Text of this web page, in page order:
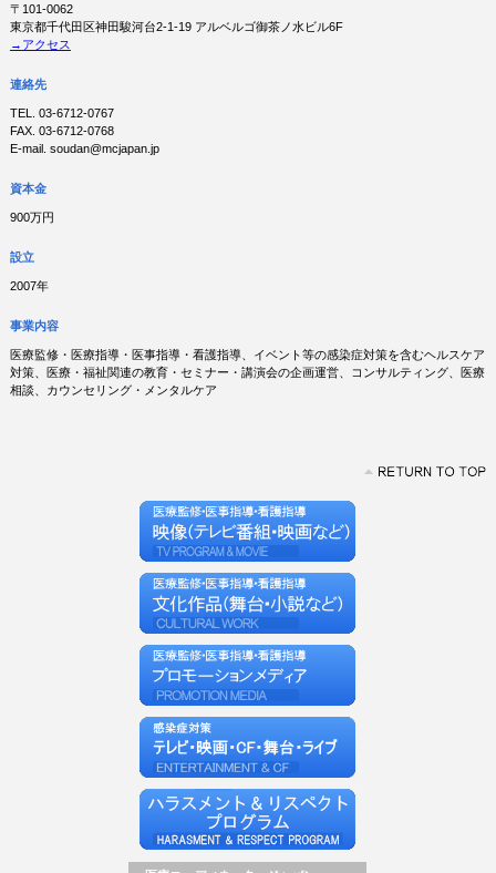
〒101-0062
東京都千代田区神田駿河台2-1-19 アルベルゴ御茶ノ水ビル6F
→アクセス
連絡先
TEL. 03-6712-0767
FAX. 03-6712-0768
E-mail. soudan@mcjapan.jp
資本金
900万円
設立
2007年
事業内容
医療監修・医療指導・医事指導・看護指導、イベント等の感染症対策を含むヘルスケア
対策、医療・福祉関連の教育・セミナー・講演会の企画運営、コンサルティング、医療
相談、カウンセリング・メンタルケア